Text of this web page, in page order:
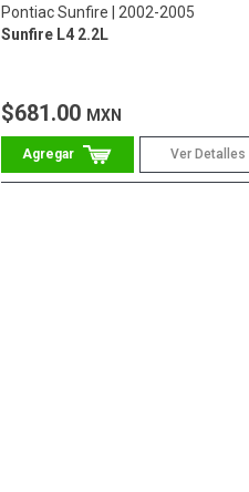
Pontiac Sunfire
2002-2005
Sunfire L4 2.2L
$681.00 MXN
Ver Detalles